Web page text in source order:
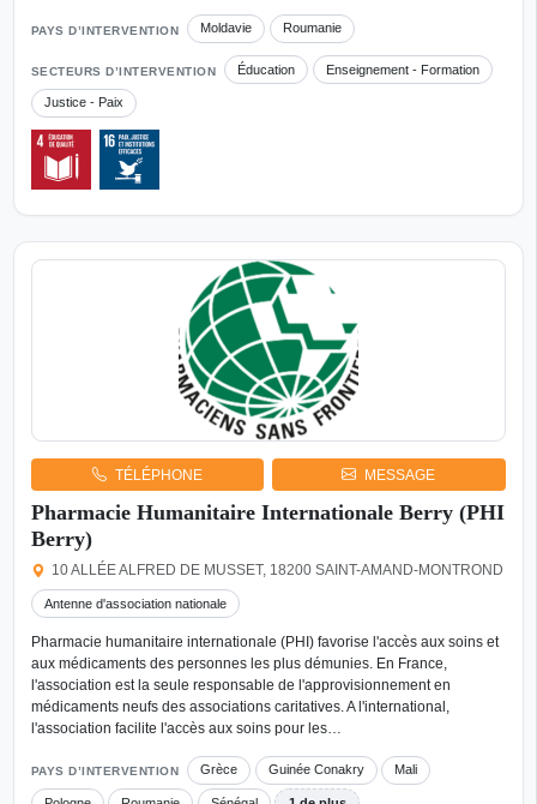
PAYS D’INTERVENTION Moldavie Roumanie
SECTEURS D’INTERVENTION Éducation Enseignement - Formation
Justice - Paix
TÉLÉPHONE MESSAGE
Pharmacie Humanitaire Internationale Berry (PHI
Berry)
10 ALLÉE ALFRED DE MUSSET, 18200 SAINT-AMAND-MONTROND
Antenne d'association nationale
Pharmacie humanitaire internationale (PHI) favorise l'accès aux soins et
aux médicaments des personnes les plus démunies. En France,
l'association est la seule responsable de l'approvisionnement en
médicaments neufs des associations caritatives. A l'international,
l'association facilite l'accès aux soins pour les…
PAYS D’INTERVENTION Grèce Guinée Conakry Mali